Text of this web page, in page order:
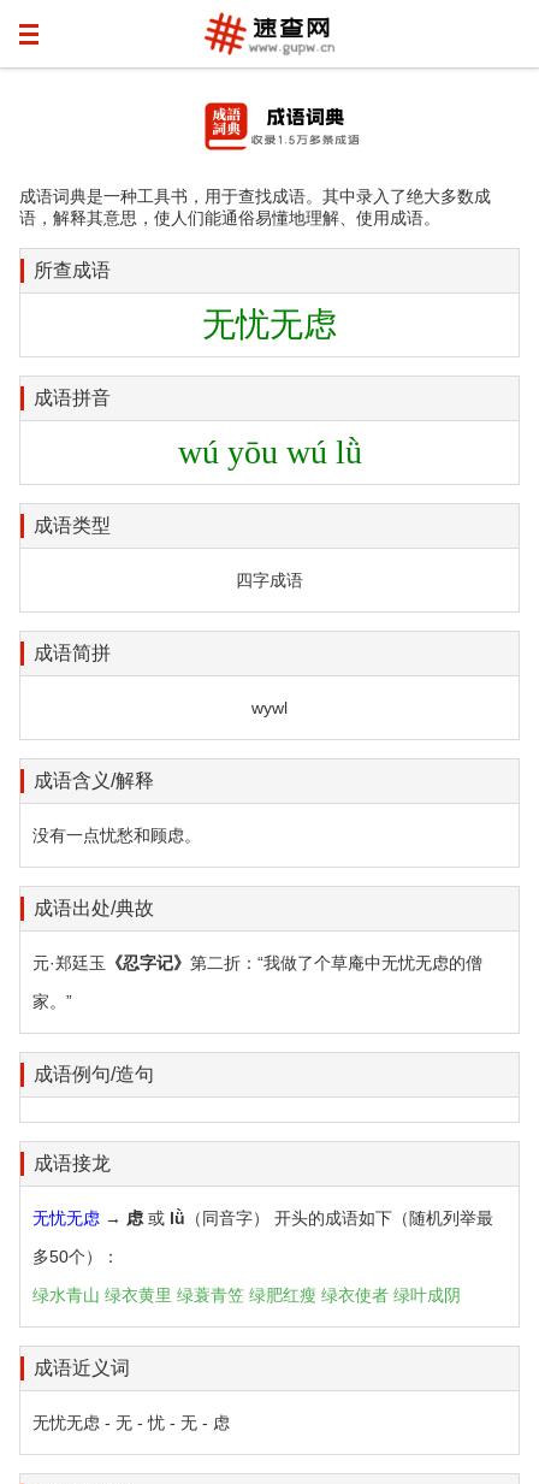
成语词典是一种工具书，用于查找成语。其中录入了绝大多数成
语，解释其意思，使人们能通俗易懂地理解、使用成语。
所查成语
无忧无虑
成语拼音
wú yōu wú lǜ
成语类型
四字成语
成语简拼
wywl
成语含义/解释
没有一点忧愁和顾虑。
成语出处/典故
元·郑廷玉 《忍字记》 第二折：“我做了个草庵中无忧无虑的僧
家。”
成语例句/造句
成语接龙
无忧无虑 → 虑 或 lǜ （同音字） 开头的成语如下（随机列举最
多50个）：
绿水青山 绿衣黄里 绿蓑青笠 绿肥红瘦 绿衣使者 绿叶成阴
成语近义词
无忧无虑 - 无 - 忧 - 无 - 虑